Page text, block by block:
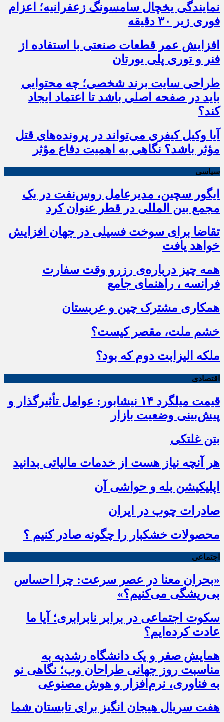
نمایندگی یخچال سامسونگ زعفرانیه؛ اعزام
فوری زیر ۳۰ دقیقه
افزایش عمر قطعات صنعتی با استفاده از
فنر و توری پلی یورتان
طراحی سایت برند شخصی؛ چه محتوایی
باید در صفحه اصلی باشد تا اعتماد ایجاد
کند؟
آیا وکیل کیفری می‌تواند در پرونده‌های قتل
مؤثر باشد؟ نگاهی به اهمیت دفاع مؤثر
سیاسی
ایگور سچین، مدیرعامل روس‌نفت در یک
مجمع بین المللی در قطر عنوان کرد
تقاضا برای سوخت فسیلی در جهان افزایش
خواهد یافت
همه چیز درباره‌ی رزرو وقت سفارت
فرانسه ، راهنمای جامع
همکاری مشترک چین و عربستان
خشم ملت، مقصر کیست؟
ملکه الیزابت دوم که بود؟
اقتصادی
قیمت میلگرد ۱۴ نیشابور: عوامل تأثیرگذار و
پیش‌بینی وضعیت بازار
بتن غلتکی
هر آنچه نیاز هست از خدمات مالیاتی بدانید
اپلیکیشن بله و حواشی آن
صادرات چوب در ایران
محصولات خشکبار را چگونه صادر کنیم ؟
اجتماعی
«بحران معنا در عصر سرعت: چرا احساس
بی‌ریشگی می‌کنیم؟»
سکوت اجتماعی در برابر نابرابری؛ آیا ما
عادت کرده‌ایم؟
همایش صفر و یک دانشگاه رشدیه به
مناسبت روز جهانی طراحان وب؛ نگاهی نو
به فناوری، نرم‌افزار و هوش مصنوعی
هفت سریال هیجان انگیز برای تابستان شما